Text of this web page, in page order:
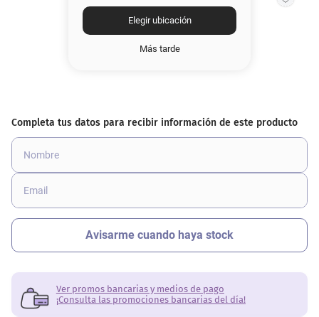
Elegir ubicación
Más tarde
Ver promos bancarias y medios de pago
¡Consulta las promociones bancarias del día!
10. labial